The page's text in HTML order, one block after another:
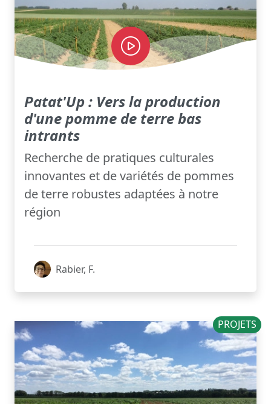
Patat'Up : Vers la production
d'une pomme de terre bas
intrants
Recherche de pratiques culturales
innovantes et de variétés de pommes
de terre robustes adaptées à notre
région
Rabier, F.
PROJETS